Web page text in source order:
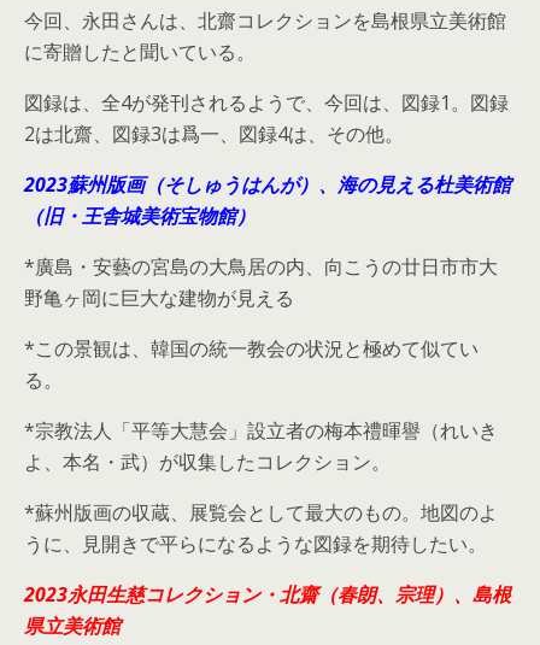
今回、永田さんは、北齋コレクションを島根県立美術館
に寄贈したと聞いている。
図録は、全4が発刊されるようで、今回は、図録1。図録
2は北齋、図録3は爲一、図録4は、その他。
2023蘇州版画（そしゅうはんが）、海の見える杜美術館
（旧・王舎城美術宝物館）
*廣島・安藝の宮島の大鳥居の内、向こうの廿日市市大
野亀ヶ岡に巨大な建物が見える
*この景観は、韓国の統一教会の状況と極めて似てい
る。
*宗教法人「平等大慧会」設立者の梅本禮暉譽（れいき
よ、本名・武）が収集したコレクション。
*蘇州版画の収蔵、展覧会として最大のもの。地図のよ
うに、見開きで平らになるような図録を期待したい。
2023永田生慈コレクション・北齋（春朗、宗理）、島根
県立美術館